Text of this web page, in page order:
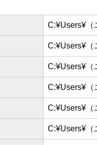
C:¥Users¥（
C:¥Users¥（
C:¥Users¥（
C:¥Users¥（
C:¥Users¥（
C:¥Users¥（